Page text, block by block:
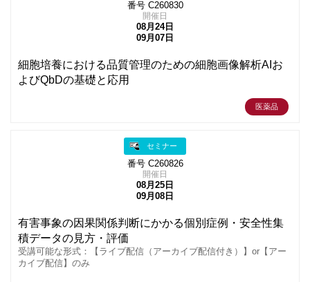
番号 C260830
開催日
08月24日
09月07日
細胞培養における品質管理のための細胞画像解析AIお
よびQbDの基礎と応用
医薬品
セミナー
番号 C260826
開催日
08月25日
09月08日
有害事象の因果関係判断にかかる個別症例・安全性集
積データの見方・評価
受講可能な形式：【ライブ配信（アーカイブ配信付き）】or【アー
カイブ配信】のみ